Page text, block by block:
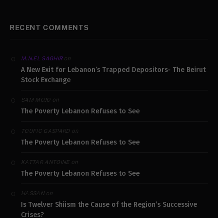
RECENT COMMENTS
M.N.EL SAGHIRon
A New Exit for Lebanon’s Trapped Depositors- The Beirut
Stock Exchange
SAM MOJO on
The Poverty Lebanon Refuses to See
TOUFIC GASPARD on
The Poverty Lebanon Refuses to See
KATTAR ANTOINEon
The Poverty Lebanon Refuses to See
HASSANon
Is Twelver Shiism the Cause of the Region’s Successive
Crises?